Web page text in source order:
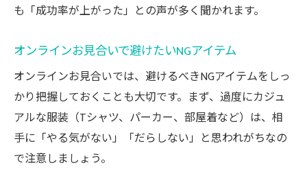
も「成功率が上がった」との声が多く聞かれます。
オンラインお見合いで避けたいNGアイテム
オンラインお見合いでは、避けるべきNGアイテムをしっ
かり把握しておくことも大切です。まず、過度にカジュ
アルな服装（Tシャツ、パーカー、部屋着など）は、相
手に「やる気がない」「だらしない」と思われがちなの
で注意しましょう。